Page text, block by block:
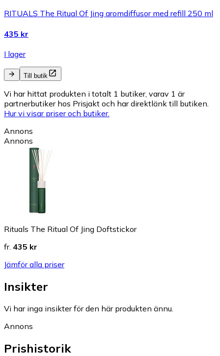
RITUALS The Ritual Of Jing aromdiffusor med refill 250 ml
435 kr
I lager
Till butik
Vi har hittat produkten i totalt 1 butiker, varav 1 är
partnerbutiker hos Prisjakt och har direktlänk till butiken.
Hur vi visar priser och butiker.
Annons
Annons
Rituals The Ritual Of Jing Doftstickor
fr. 435 kr
Jämför alla priser
Insikter
Vi har inga insikter för den här produkten ännu.
Annons
Prishistorik